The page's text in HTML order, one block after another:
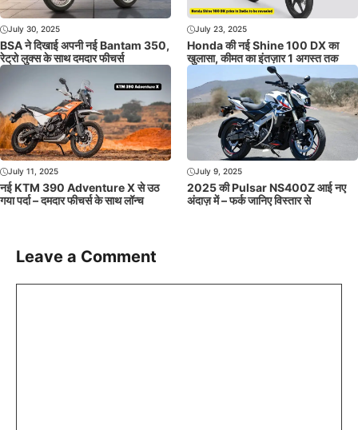
July 30, 2025
BSA ने दिखाई अपनी नई Bantam 350,
रेट्रो लुक्स के साथ दमदार फीचर्स
July 23, 2025
Honda की नई Shine 100 DX का
खुलासा, कीमत का इंतज़ार 1 अगस्त तक
July 11, 2025
नई KTM 390 Adventure X से उठ
गया पर्दा – दमदार फीचर्स के साथ लॉन्च
July 9, 2025
2025 की Pulsar NS400Z आई नए
अंदाज़ में – फर्क जानिए विस्तार से
Leave a Comment